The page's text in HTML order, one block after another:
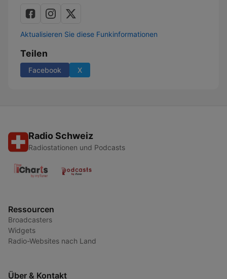
Aktualisieren Sie diese Funkinformationen
Teilen
Facebook X
Radio Schweiz
Radiostationen und Podcasts
Ressourcen
Broadcasters
Widgets
Radio-Websites nach Land
Über & Kontakt